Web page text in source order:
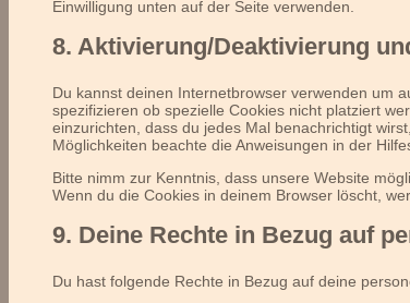
Einwilligung unten auf der Seite verwenden.
8. Aktivierung/Deaktivierung
Du kannst deinen Internetbrowser verwenden um
spezifizieren ob spezielle Cookies nicht platziert
einzurichten, dass du jedes Mal benachrichtigt
Möglichkeiten beachte die Anweisungen in der
Bitte nimm zur Kenntnis, dass unsere Website
Wenn du die Cookies in deinem Browser löscht,
9. Deine Rechte in Bezug auf
Du hast folgende Rechte in Bezug auf deine